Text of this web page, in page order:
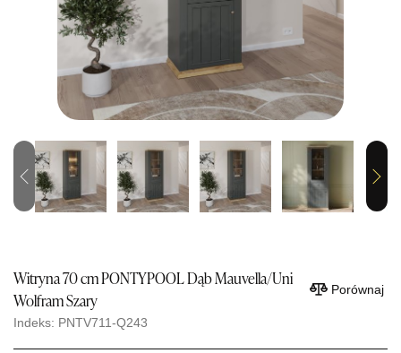
Previous Next
Witryna 70 cm PONTYPOOL Dąb Mauvella/Uni
Wolfram Szary
Indeks: PNTV711-Q243
Porównaj